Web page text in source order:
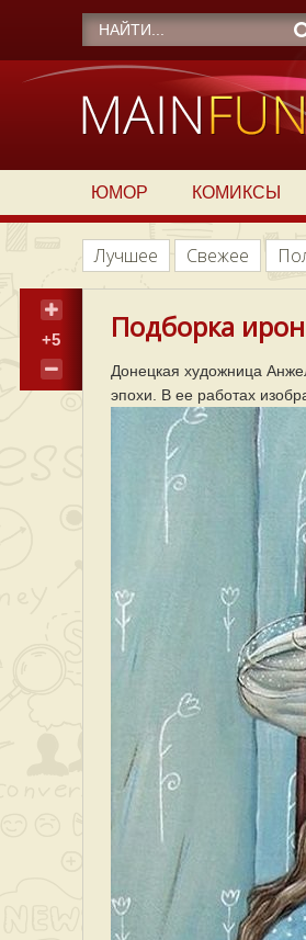
ЮМОР КОМИКСЫ
Лучшее Свежее
+5 Подборка
Донецкая художница
эпохи. В ее работах